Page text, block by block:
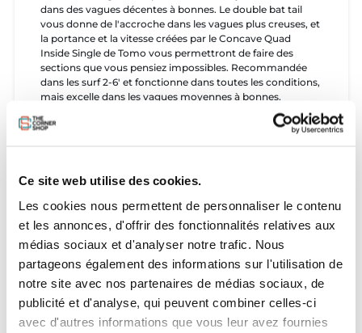
Ce site web utilise des cookies.
Les cookies nous permettent de personnaliser le contenu
et les annonces, d'offrir des fonctionnalités relatives aux
médias sociaux et d'analyser notre trafic. Nous
partageons également des informations sur l'utilisation de
notre site avec nos partenaires de médias sociaux, de
publicité et d'analyse, qui peuvent combiner celles-ci
avec d'autres informations que vous leur avez fournies
dans des vagues décentes à bonnes. Le double bat tail
vous donne de l'accroche dans les vagues plus creuses, et
la portance et la vitesse créées par le Concave Quad
Inside Single de Tomo vous permettront de faire des
sections que vous pensiez impossibles. Recommandée
dans les surf 2-6' et fonctionne dans toutes les conditions,
mais excelle dans les vagues moyennes à bonnes.
+Niveau
5'9" x 20 1/8" x 2 11/16" x 34.3L
5'10" x 20 3/8" x 2 3/4" x 36.4L
5'11" x 20 5/8" x 2 13/16" x 38.2L
6'0" x 20 7/8" x 2 7/8" x 40.2L